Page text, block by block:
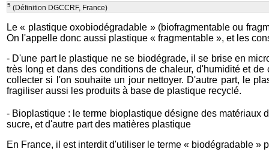
5 (Définition DGCCRF, France)
Le « plastique oxobiodégradable » (biofragmentable ou
On l'appelle donc aussi plastique « fragmentable », et les
- D'une part le plastique ne se biodégrade, il se brise en
très long et dans des conditions de chaleur, d'humidité et
collecter si l'on souhaite un jour nettoyer. D'autre part, le
fragiliser aussi les produits à base de plastique recyclé.
- Bioplastique : le terme bioplastique désigne des matériaux
sucre, et d'autre part des matières plastique
En France, il est interdit d'utiliser le terme « biodégradable